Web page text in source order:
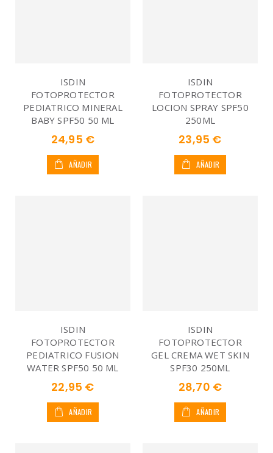
ISDIN
FOTOPROTECTOR
PEDIATRICO MINERAL
BABY SPF50 50 ML
24,95 €
AÑADIR
ISDIN
FOTOPROTECTOR
LOCION SPRAY SPF50
250ML
23,95 €
AÑADIR
ISDIN
FOTOPROTECTOR
PEDIATRICO FUSION
WATER SPF50 50 ML
22,95 €
AÑADIR
ISDIN
FOTOPROTECTOR
GEL CREMA WET SKIN
SPF30 250ML
28,70 €
AÑADIR